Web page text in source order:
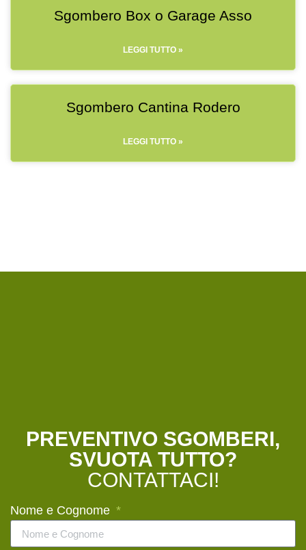
Sgombero Box o Garage Asso
LEGGI TUTTO »
Sgombero Cantina Rodero
LEGGI TUTTO »
PREVENTIVO SGOMBERI,
SVUOTA TUTTO?
CONTATTACI!
Nome e Cognome